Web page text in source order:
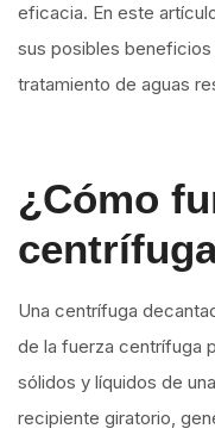
eficacia. En este
sus posibles
tratamiento de aguas
¿Cómo
Una centrífuga
de la fuerza centrífuga
sólidos y líquidos de
recipiente giratorio,